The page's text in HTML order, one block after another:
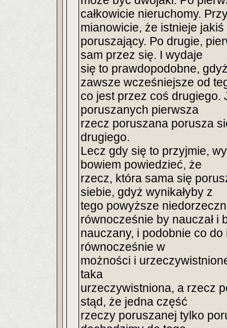
całkowicie nieruchomy.
mianowicie, że istnieje
poruszający. Po drugie,
sam przez się. I wydaje
się to prawdopodobne,
zawsze wcześniejsze od
co jest przez coś drugiego.
poruszanych pierwsza
rzecz poruszana porusza
drugiego.
Lecz gdy się to przyjmie,
bowiem powiedzieć, że
rzecz, która sama się
siebie, gdyż wynikałyby z
tego powyższe
równocześnie by nauczał i
nauczany, i podobnie co
równocześnie w
możności i
taka
urzeczywistniona, a rzecz
stąd, że jedna część
rzeczy poruszanej tylko